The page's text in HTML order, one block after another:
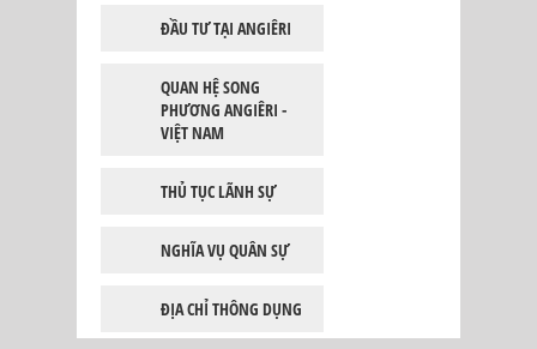
ĐẦU TƯ TẠI ANGIÊRI
QUAN HỆ SONG
PHƯƠNG ANGIÊRI -
VIỆT NAM
THỦ TỤC LÃNH SỰ
NGHĨA VỤ QUÂN SỰ
ĐỊA CHỈ THÔNG DỤNG